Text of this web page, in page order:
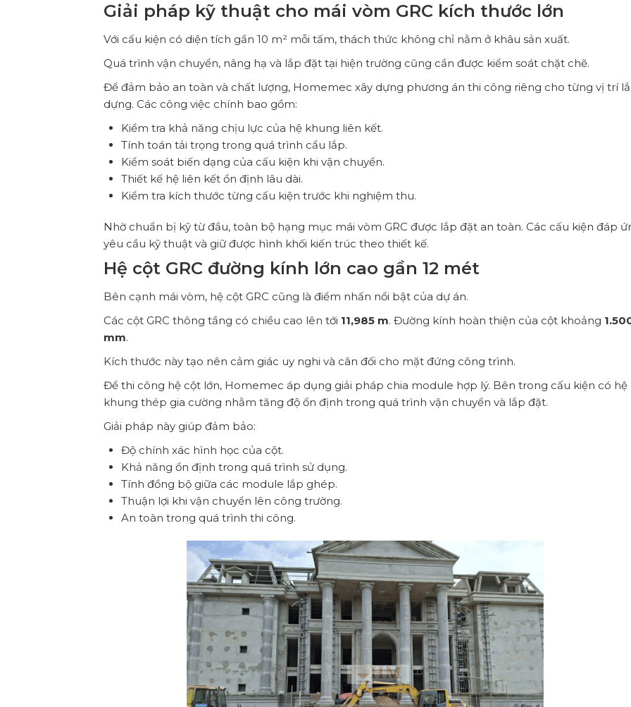
Giải pháp kỹ thuật cho mái vòm GRC kích thước lớn
Với cấu kiện có diện tích gần 10 m² mỗi tấm, thách thức không chỉ nằm ở khâu sản xuất.
Quá trình vận chuyển, nâng hạ và lắp đặt tại hiện trường cũng cần được kiểm soát chặt chẽ.
Để đảm bảo an toàn và chất lượng, Homemec xây dựng phương án thi công riêng cho từng vị trí
dựng. Các công việc chính bao gồm:
Kiểm tra khả năng chịu lực của hệ khung liên kết.
Tính toán tải trọng trong quá trình cẩu lắp.
Kiểm soát biến dạng của cấu kiện khi vận chuyển.
Thiết kế hệ liên kết ổn định lâu dài.
Kiểm tra kích thước từng cấu kiện trước khi nghiệm thu.
Nhờ chuẩn bị kỹ từ đầu, toàn bộ hạng mục mái vòm GRC được lắp đặt an toàn. Các cấu kiện đáp
yêu cầu kỹ thuật và giữ được hình khối kiến trúc theo thiết kế.
Hệ cột GRC đường kính lớn cao gần 12 mét
Bên cạnh mái vòm, hệ cột GRC cũng là điểm nhấn nổi bật của dự án.
Các cột GRC thông tầng có chiều cao lên tới 11,985 m. Đường kính hoàn thiện của cột khoảng
mm.
Kích thước này tạo nên cảm giác uy nghi và cân đối cho mặt đứng công trình.
Để thi công hệ cột lớn, Homemec áp dụng giải pháp chia module hợp lý. Bên trong cấu kiện có hệ
khung thép gia cường nhằm tăng độ ổn định trong quá trình vận chuyển và lắp đặt.
Giải pháp này giúp đảm bảo:
Độ chính xác hình học của cột.
Khả năng ổn định trong quá trình sử dụng.
Tính đồng bộ giữa các module lắp ghép.
Thuận lợi khi vận chuyển lên công trường.
An toàn trong quá trình thi công.